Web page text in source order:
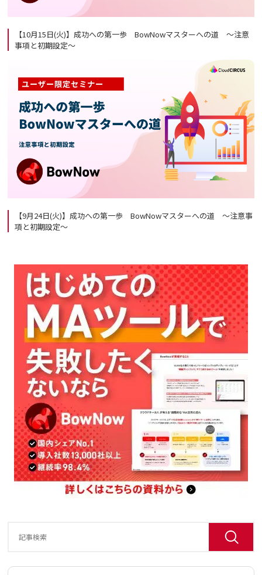
【10月15日(火)】成功への第一歩 BowNowマスターへの道 ～注意
事項と初期設定～
【9月24日(火)】成功への第一歩 BowNowマスターへの道 ～注意事
項と初期設定～